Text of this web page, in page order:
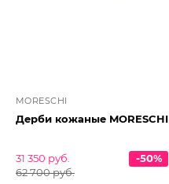
MORESCHI
Дерби кожаные MORESCHI
31 350 руб.
62 700 руб.
-50%